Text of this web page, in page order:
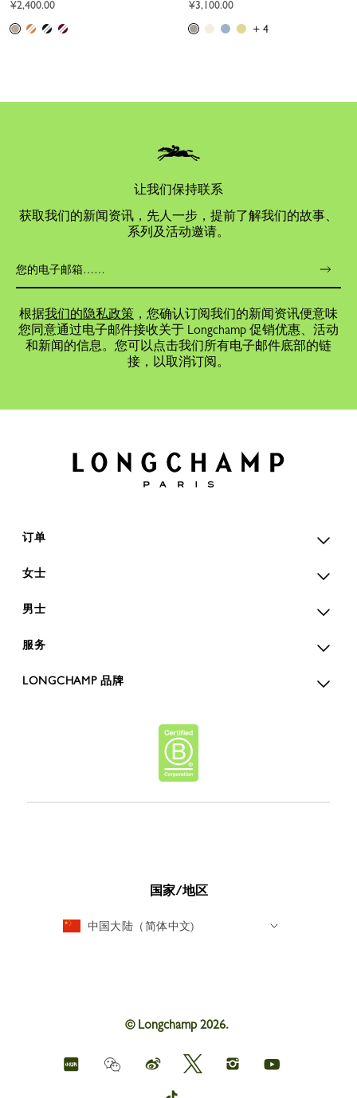
¥2,400.00
¥3,100.00
+ 4
让我们保持联系
获取我们的新闻资讯，先人一步，提前了解我们的故事、
系列及活动邀请。
根据我们的隐私政策 ，您确认订阅我们的新闻资讯便意味
您同意通过电子邮件接收关于 Longchamp 促销优惠、活动
和新闻的信息。您可以点击我们所有电子邮件底部的链
接，以取消订阅。
订单
女士
男士
服务
LONGCHAMP 品牌
国家/地区
中国大陆（简体中文)
© Longchamp 2026.
Longchamp
on
WeichatLongchamp
on
Longchamp
on
Longchamp
on
Longchamp
on
Longchamp